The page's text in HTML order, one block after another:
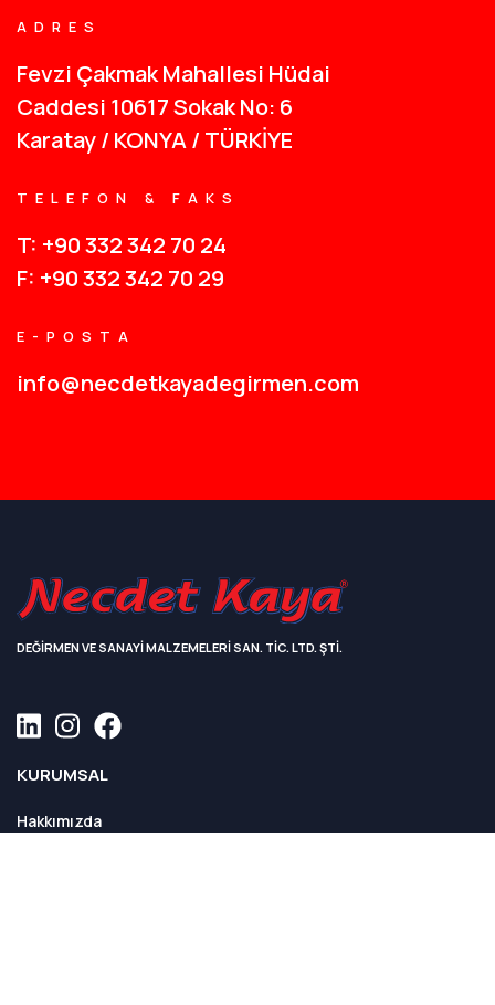
ADRES
Fevzi Çakmak Mahallesi Hüdai
Caddesi 10617 Sokak No: 6
Karatay / KONYA / TÜRKİYE
TELEFON & FAKS
T: +90 332 342 70 24
F: +90 332 342 70 29
E-POSTA
info@necdetkayadegirmen.com
DEĞİRMEN VE SANAYİ MALZEMELERİ SAN. TİC. LTD. ŞTİ.
KURUMSAL
Hakkımızda